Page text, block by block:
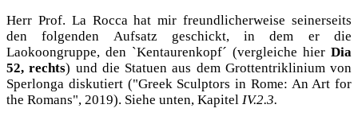
Herr Prof. La Rocca hat mir freundlicherweise seinerseits
den folgenden Aufsatz geschickt, in dem er die
Laokoongruppe, den `Kentaurenkopf´ (vergleiche hier Dia
52, rechts) und die Statuen aus dem Grottentriklinium von
Sperlonga diskutiert ("Greek Sculptors in Rome: An Art for
the Romans", 2019). Siehe unten, Kapitel IV.2.3.